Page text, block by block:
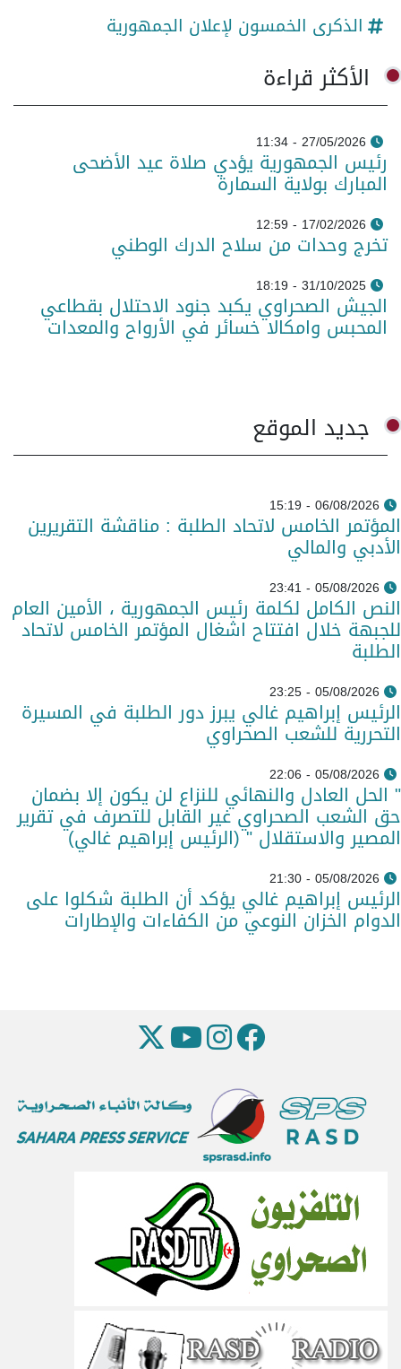
الذكرى الخمسون لإعلان الجمهورية
الأكثر قراءة
27/05/2026 - 11:34
رئيس الجمهورية يؤدي صلاة عيد الأضحى
المبارك بولاية السمارة
17/02/2026 - 12:59
تخرج وحدات من سلاح الدرك الوطني
31/10/2025 - 18:19
الجيش الصحراوي يكبد جنود الاحتلال بقطاعي
المحبس وامكالا خسائر في الأرواح والمعدات
جديد الموقع
06/08/2026 - 15:19
المؤتمر الخامس لاتحاد الطلبة : مناقشة التقريرين
الأدبي والمالي
05/08/2026 - 23:41
النص الكامل لكلمة رئيس الجمهورية ، الأمين العام
للجبهة خلال افتتاح اشغال المؤتمر الخامس لاتحاد
الطلبة
05/08/2026 - 23:25
الرئيس إبراهيم غالي يبرز دور الطلبة في المسيرة
التحررية للشعب الصحراوي
05/08/2026 - 22:06
" الحل العادل والنهائي للنزاع لن يكون إلا بضمان
حق الشعب الصحراوي غير القابل للتصرف في تقرير
المصير والاستقلال " (الرئيس إبراهيم غالي)
05/08/2026 - 21:30
الرئيس إبراهيم غالي يؤكد أن الطلبة شكلوا على
الدوام الخزان النوعي من الكفاءات والإطارات